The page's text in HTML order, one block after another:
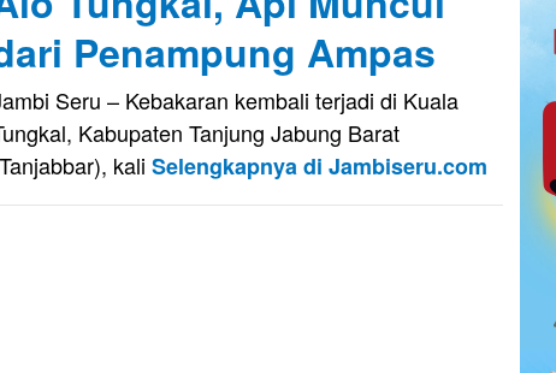
Penampung Ampas
Seru – Kebakaran kembali terjadi di Kuala
Kabupaten Tanjung Jabung Barat
kali Selengkapnya di Jambiseru.com